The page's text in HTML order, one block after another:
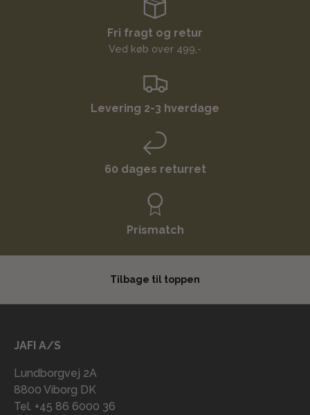
Fri fragt og retur
Ved køb over 499,-
Levering 2-3 hverdage
60 dages returret
Prismatch
Tilbage til toppen
JAFI A/S
Lundborgvej 2A
8800 Viborg DK
Tel. +45 86 6000 36